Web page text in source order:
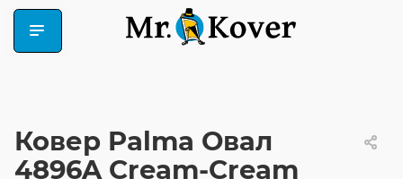
Ковер Palma Овал
4896A Cream-Cream